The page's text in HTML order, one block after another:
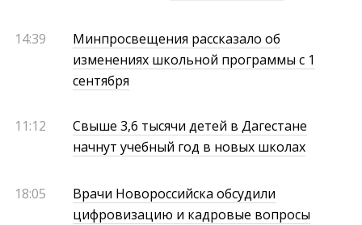
14:39
Минпросвещения рассказало об
изменениях школьной программы с 1
сентября
11:12
Свыше 3,6 тысячи детей в Дагестане
начнут учебный год в новых школах
18:05
Врачи Новороссийска обсудили
цифровизацию и кадровые вопросы